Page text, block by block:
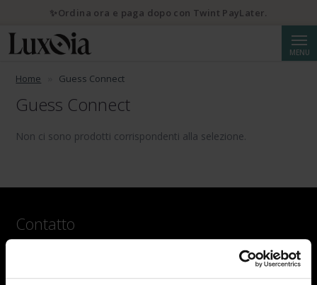
MENU
Home Guess Connect
Guess Connect
Non ci sono prodotti corrispondenti alla selezione.
Contatto
Modulo di contatto
✨Ordina ora e paga dopo con Twint PayLater.